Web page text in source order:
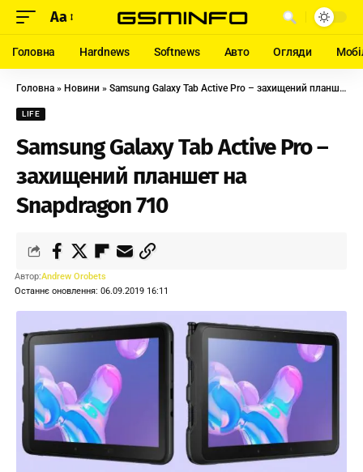
Aa
Головна Hardnews Softnews Авто Огляди
Головна » Новини » Samsung Galaxy Tab Active Pro – захищений планшет на Snapdragon 710
LIFE
Samsung Galaxy Tab Active Pro –
захищений планшет на
Snapdragon 710
Останнє оновлення: 06.09.2019 16:11
Автор:Andrew Orobets